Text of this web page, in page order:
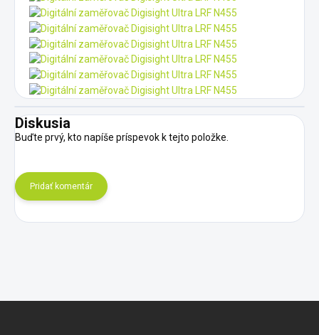
Diskusia
Buďte prvý, kto napíše príspevok k tejto položke.
Pridať komentár